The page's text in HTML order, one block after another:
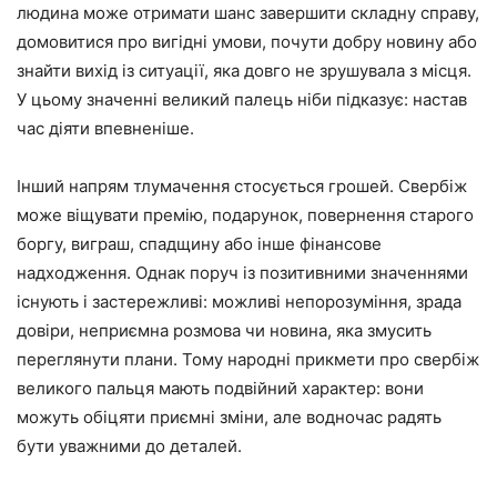
людина може отримати шанс завершити складну справу,
домовитися про вигідні умови, почути добру новину або
знайти вихід із ситуації, яка довго не зрушувала з місця.
У цьому значенні великий палець ніби підказує: настав
час діяти впевненіше.
Інший напрям тлумачення стосується грошей. Свербіж
може віщувати премію, подарунок, повернення старого
боргу, виграш, спадщину або інше фінансове
надходження. Однак поруч із позитивними значеннями
існують і застережливі: можливі непорозуміння, зрада
довіри, неприємна розмова чи новина, яка змусить
переглянути плани. Тому народні прикмети про свербіж
великого пальця мають подвійний характер: вони
можуть обіцяти приємні зміни, але водночас радять
бути уважними до деталей.